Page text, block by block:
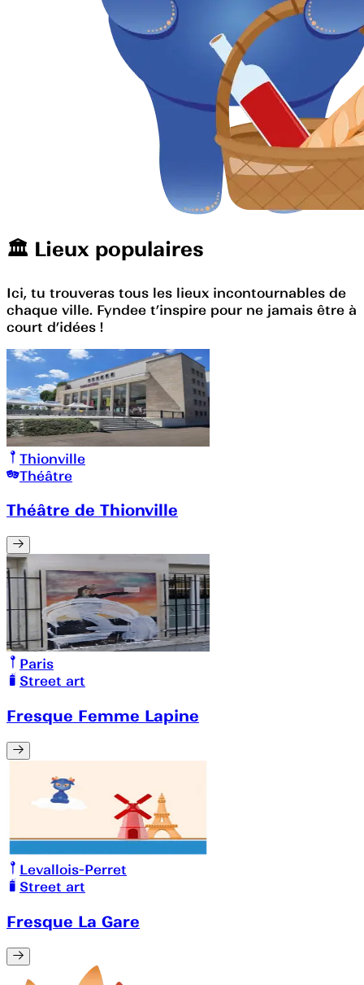
🏛️️ Lieux populaires
Ici, tu trouveras tous les lieux incontournables de
chaque ville. Fyndee t’inspire pour ne jamais être à
court d’idées !
Thionville
Théâtre
Théâtre de Thionville
Paris
Street art
Fresque Femme Lapine
Levallois-Perret
Street art
Fresque La Gare